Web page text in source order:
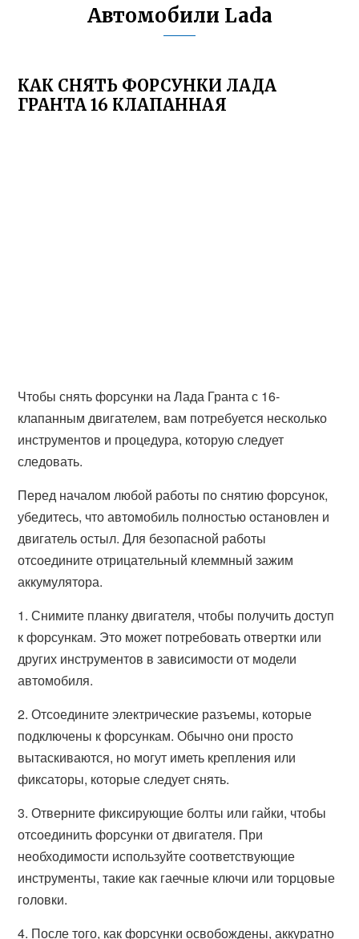
Автомобили Lada
КАК СНЯТЬ ФОРСУНКИ ЛАДА
ГРАНТА 16 КЛАПАННАЯ
Чтобы снять форсунки на Лада Гранта с 16-
клапанным двигателем, вам потребуется несколько
инструментов и процедура, которую следует
следовать.
Перед началом любой работы по снятию форсунок,
убедитесь, что автомобиль полностью остановлен и
двигатель остыл. Для безопасной работы
отсоедините отрицательный клеммный зажим
аккумулятора.
1. Снимите планку двигателя, чтобы получить доступ
к форсункам. Это может потребовать отвертки или
других инструментов в зависимости от модели
автомобиля.
2. Отсоедините электрические разъемы, которые
подключены к форсункам. Обычно они просто
вытаскиваются, но могут иметь крепления или
фиксаторы, которые следует снять.
3. Отверните фиксирующие болты или гайки, чтобы
отсоединить форсунки от двигателя. При
необходимости используйте соответствующие
инструменты, такие как гаечные ключи или торцовые
головки.
4. После того, как форсунки освобождены, аккуратно